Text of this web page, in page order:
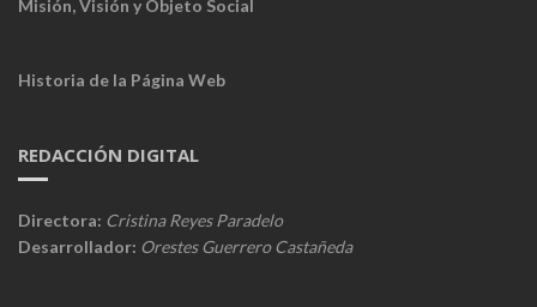
Misión, Visión y Objeto Social
Historia de la Página Web
REDACCIÓN DIGITAL
Directora: Cristina Reyes Paradelo
Desarrollador: Orestes Guerrero Castañeda